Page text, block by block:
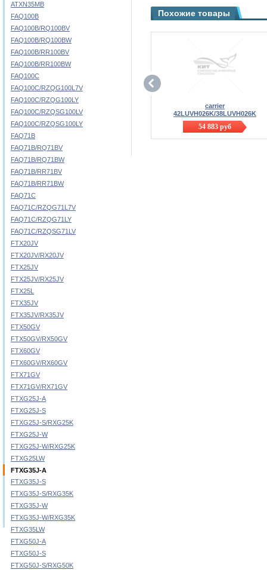
Похожие товары
carrier
42LUVH026K/38LUVH026K
54 883 руб
ATXN35MB
FAQ100B
FAQ100B/RQ100BV
FAQ100B/RQ100BW
FAQ100B/RR100BV
FAQ100B/RR100BW
FAQ100C
FAQ100C/RZQG100L7V
FAQ100C/RZQG100LY
FAQ100C/RZQSG100LV
FAQ100C/RZQSG100LY
FAQ71B
FAQ71B/RQ71BV
FAQ71B/RQ71BW
FAQ71B/RR71BV
FAQ71B/RR71BW
FAQ71C
FAQ71C/RZQG71L7V
FAQ71C/RZQG71LY
FAQ71C/RZQSG71LV
FTX20JV
FTX20JV/RX20JV
FTX25JV
FTX25JV/RX25JV
FTX25L
FTX35JV
FTX35JV/RX35JV
FTX50GV
FTX50GV/RX50GV
FTX60GV
FTX60GV/RX60GV
FTX71GV
FTX71GV/RX71GV
FTXG25J-A
FTXG25J-S
FTXG25J-S/RXG25K
FTXG25J-W
FTXG25J-W/RXG25K
FTXG25LW
FTXG35J-A
FTXG35J-S
FTXG35J-S/RXG35K
FTXG35J-W
FTXG35J-W/RXG35K
FTXG35LW
FTXG50J-A
FTXG50J-S
FTXG50J-S/RXG50K